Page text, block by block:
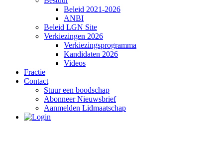
Beleid 2021-2026
ANBI
Beleid LGN Site
Verkiezingen 2026
Verkiezingsprogramma
Kandidaten 2026
Videos
Fractie
Contact
Stuur een boodschap
Abonneer Nieuwsbrief
Aanmelden Lidmaatschap